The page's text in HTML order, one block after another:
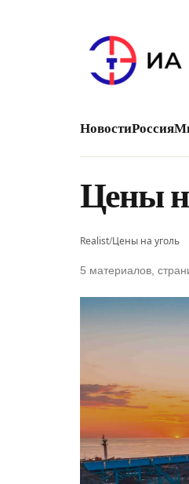
НовостиРоссия
Цены
Realist/Цены на уголь
5 материалов,